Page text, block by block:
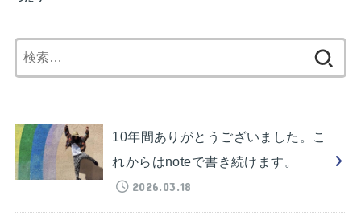
索:
10年間ありがとうございました。こ
れからはnoteで書き続けます。
2026.03.18